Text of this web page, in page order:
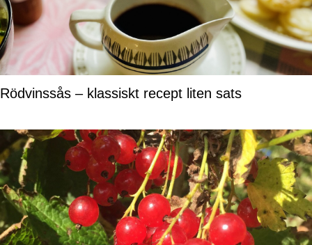
Rödvinssås – klassiskt recept liten sats